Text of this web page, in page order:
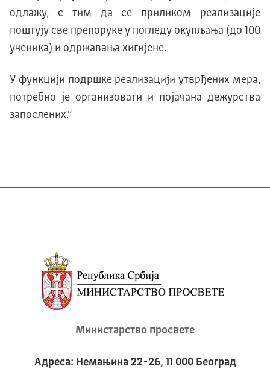
одлажу, с тим да се приликом реализације
поштују све препоруке у погледу окупљања (до 100
ученика) и одржавања хигијене.
У функцији подршке реализацији утврђених мера,
потребно је организовати и појачана дежурства
запослених.“
Министарство просвете
Адреса: Немањина 22-26, 11 000 Београд